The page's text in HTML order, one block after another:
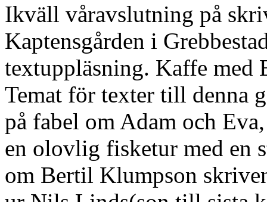
Ikväll våravslutning på
Kaptensgården i
textuppläsning. Kaffe med
Temat för texter till denna
på fabel om Adam och
en olovlig fisketur med en
om Bertil Klumpson